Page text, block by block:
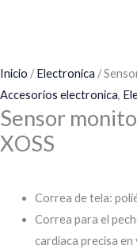
Inicio / Electronica /
Accesorios electronica,
Sensor
XOSS
Correa de tela:
Correa para el
cardíaca precisa